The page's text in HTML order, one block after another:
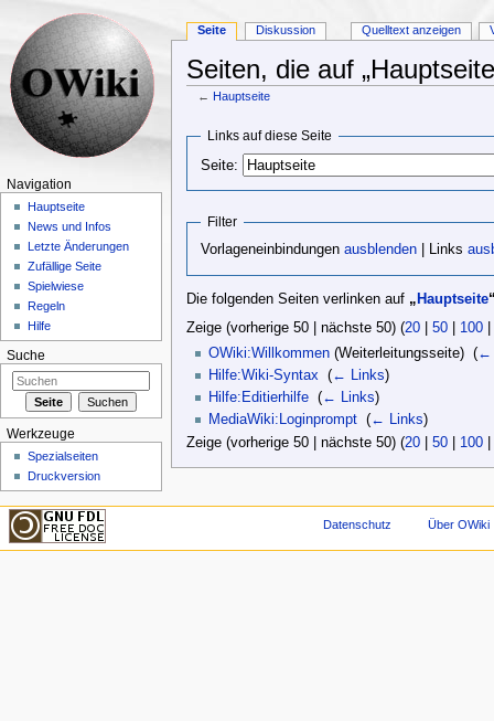
Seiten, die auf
← Hauptseite
Links auf diese Seite
Seite:
Filter
Vorlageneinbindungenausblenden | Links
Die folgenden Seiten verlinken auf „ Hauptseite
Zeige (vorherige 50 | nächste 50) (20| 50| 100|
OWiki:Willkommen(Weiterleitungsseite) ‎ (←
Hilfe:Wiki-Syntax
(← Links)
Hilfe:Editierhilfe‎ (← Links)
MediaWiki:Loginprompt‎ (← Links)
Zeige (vorherige 50 | nächste 50) (20| 50| 100|
Seite Diskussion Quelltext anzeigen
Navigation
Hauptseite
News und Infos
Letzte Änderungen
Zufällige Seite
Spielwiese
Regeln
Hilfe
Suche
Werkzeuge
Spezialseiten
Druckversion
Datenschutz Über OWiki